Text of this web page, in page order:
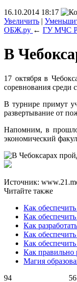
16.10.2014 18:17
Увеличить |
ОБЖ.ру ← ГУ МЧС
В
17 октября в
соревнования среди
В турнире примут
развертывание от
Напомним, в
экономический
Источник:
Читайте также
Как
Как
Как
Как
Как
Как правильно
Магия
94
56